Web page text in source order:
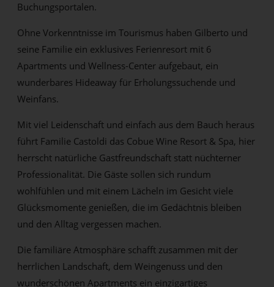
Buchungsportalen.
Ohne Vorkenntnisse im Tourismus haben Gilberto und
seine Familie ein exklusives Ferienresort mit 6
Apartments und Wellness-Center aufgebaut, ein
wunderbares Hideaway für Erholungssuchende und
Weinfans.
Mit viel Leidenschaft und einfach aus dem Bauch heraus
führt Familie Castoldi das Cobue Wine Resort & Spa, hier
herrscht natürliche Gastfreundschaft statt nüchterner
Professionalität. Die Gäste sollen sich rundum
wohlfühlen und mit einem Lächeln im Gesicht viele
Glücksmomente genießen, die im Gedächtnis bleiben
und den Alltag vergessen machen.
Die familiäre Atmosphäre schafft zusammen mit der
herrlichen Landschaft, dem Weingenuss und den
wunderschönen Apartments ein einzigartiges